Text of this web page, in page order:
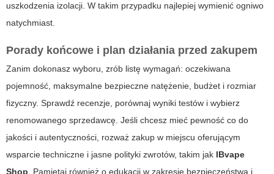
uszkodzenia izolacji. W takim przypadku najlepiej wymienić ogniwo
natychmiast.
Porady końcowe i plan działania przed zakupem
Zanim dokonasz wyboru, zrób listę wymagań: oczekiwana
pojemność, maksymalne bezpieczne natężenie, budżet i rozmiar
fizyczny. Sprawdź recenzje, porównaj wyniki testów i wybierz
renomowanego sprzedawcę. Jeśli chcesz mieć pewność co do
jakości i autentyczności, rozważ zakup w miejscu oferującym
wsparcie techniczne i jasne polityki zwrotów, takim jak IBvape
Shop . Pamiętaj również o edukacji w zakresie bezpieczeństwa i